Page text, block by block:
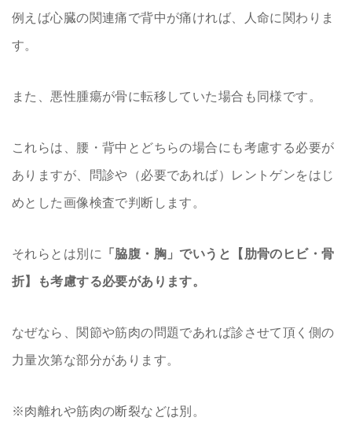
例えば心臓の関連痛で背中が痛ければ、人命に関わりま
す。
また、悪性腫瘍が骨に転移していた場合も同様です。
これらは、腰・背中とどちらの場合にも考慮する必要が
ありますが、問診や（必要であれば）レントゲンをはじ
めとした画像検査で判断します。
それらとは別に 「脇腹・胸」でいうと【肋骨のヒビ・骨
折】も考慮する必要があります。
なぜなら、関節や筋肉の問題であれば診させて頂く側の
力量次第な部分があります。
※肉離れや筋肉の断裂などは別。